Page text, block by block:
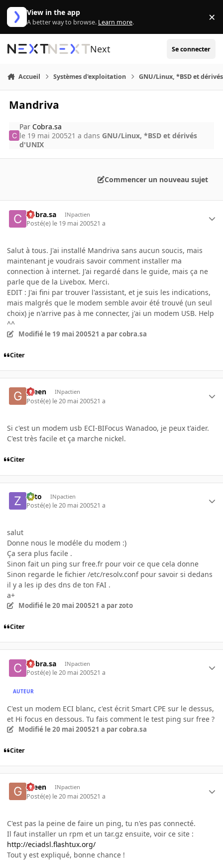
Aller au contenu
View in the app
A better way to browse. Learn more. ×
Next Se connecter
Accueil Systèmes d'exploitation GNU/Linux, *BSD et
Mandriva
ParCobra.sa
le 19 mai 200521 a dans GNU/Linux, *BSD et dérivés
d'UNIX
Commencer un nouveau sujet
Cobra.sa INpactien
Posté(e) le 19 mai 200521 a
Salut à tous. J'ai installé Mandriva sans aucun soucis, mais
maintenant je voudrais savoir comment installer ma
connection à internet. J'ai regardé dans le guide, mais ça ne
parle que de la Livebox. Merci.
EDIT : J'ai fini par trouver l'assistant, et je suis les indications,
mais malgrés que le modem semble avoir été trouvé (un seul
choix) je n'arrive pas à me connecter, j'ai un modem USB. Help
^^
Modifié le 19 mai 200521 a par cobra.sa
Citer
green INpactien
Posté(e) le 20 mai 200521 a
Si c'est un modem usb ECI-BIFocus Wanadoo, je peux t'aider.
C'est très facile et ça marche nickel.
Citer
zoto INpactien
Posté(e) le 20 mai 200521 a
salut
Donne nous le modéle du modem :)
Ça sera plus facile .
Sinon fait un ping sur free.fr pour voir ce que cela donne
Sinon regarde le fichier /etc/resolv.conf pour savoir si dedans
il y a les ip des dns de ton FAI .
a+
Modifié le 20 mai 200521 a par zoto
Citer
Cobra.sa INpactien
Posté(e) le 20 mai 200521 a
AUTEUR
C'est un modem ECI blanc, c'est écrit Smart CPE sur le dessus,
et Hi focus en dessous. Tu fais comment le test ping sur free ?
Modifié le 20 mai 200521 a par cobra.sa
Citer
green INpactien
Posté(e) le 20 mai 200521 a
C'est pas la peine de faire un ping, tu n'es pas connecté.
Il faut installer un rpm et un tar.gz ensuite, voir ce site :
http://eciadsl.flashtux.org/
Tout y est expliqué, bonne chance !